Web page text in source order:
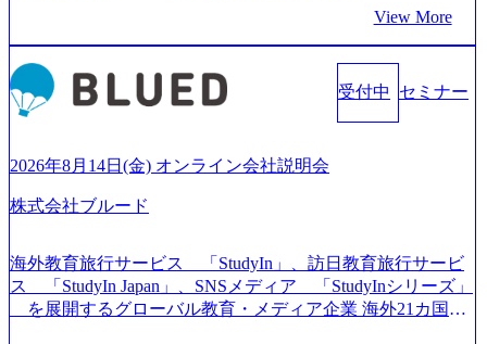
社出身者など、様々な経歴の社員が活躍しており、働きや
すく魅力的な環境が整っているため、定着率が高いことか
ら「働きがいのある会社」に4年連続ベストカンパニーに選
出されている。 残業時間は平均30時間程度 事業/IT戦略立案
や各種プロジェクトマネジメント、最先端テクノロジーの
をデザインする」というビジョンを掲げ、クライアント目
いることは何かを追究し、本当に価値のある成果を提供し
の736名（2024年1月）に到達。上場を目指し、さらに採用
のスピードを上げている。 人にフォーカスをして急成長す
る唯一無二のコンサルティングファーム【株式会社ノース
サンド 執行役員新山氏、庄司氏インタビュー】 (https://my-vi
View More
受付中 セミナー
2026年8月14日(金) オンライン会社説明会
株式会社ブルード
海外教育旅行サービス 「StudyIn」、訪日教育旅行サービ
ス 「StudyIn Japan」、SNSメディア 「StudyInシリーズ」
を展開するグローバル教育・メディア企業 海外21カ国と